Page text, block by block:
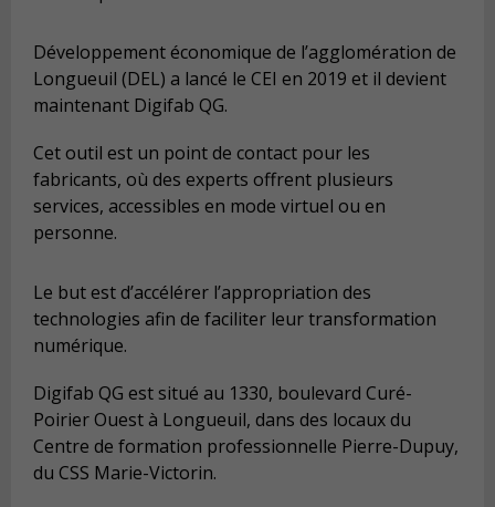
Développement économique de l’agglomération de
Longueuil (DEL) a lancé le CEI en 2019 et il devient
maintenant Digifab QG.
Cet outil est un point de contact pour les
fabricants, où des experts offrent plusieurs
services, accessibles en mode virtuel ou en
personne.
Le but est d’accélérer l’appropriation des
technologies afin de faciliter leur transformation
numérique.
Digifab QG est situé au 1330, boulevard Curé-
Poirier Ouest à Longueuil, dans des locaux du
Centre de formation professionnelle Pierre-Dupuy,
du CSS Marie-Victorin.